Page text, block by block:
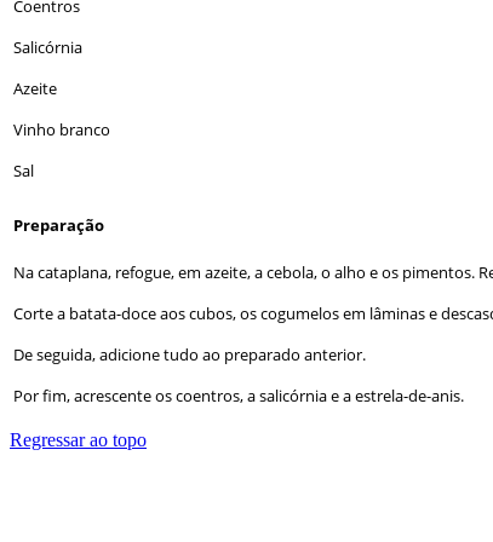
Coentros
Salicórnia
Azeite
Vinho branco
Sal
Preparação
Na cataplana, refogue, em azeite, a cebola, o alho e os pimentos.
Corte a batata-doce aos cubos, os cogumelos em lâminas e
De seguida, adicione tudo ao preparado anterior.
Por fim, acrescente os coentros, a salicórnia e a estrela-de-anis.
Regressar ao topo